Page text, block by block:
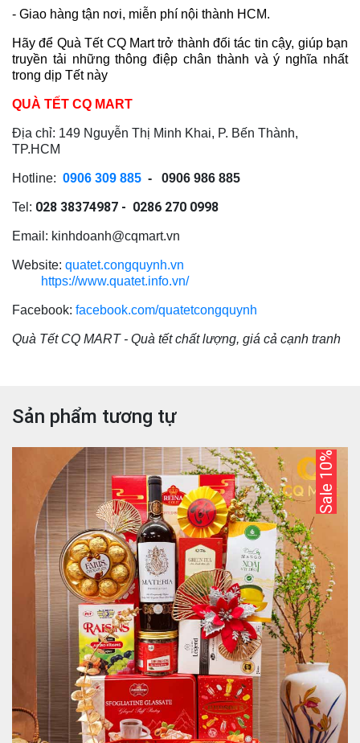
- Giao hàng tận nơi, miễn phí nội thành HCM.
Hãy để Quà Tết CQ Mart trở thành đối tác tin cậy, giúp bạn
truyền tải những thông điệp chân thành và ý nghĩa nhất
trong dịp Tết này
QUÀ TẾT CQ MART
Địa chỉ: 149 Nguyễn Thị Minh Khai, P. Bến Thành,
TP.HCM
Hotline: 0906 309 885 - 0906 986 885
Tel: 028 38374987 - 0286 270 0998
Email: kinhdoanh@cqmart.vn
Website: quatet.congquynh.vn
https://www.quatet.info.vn/
Facebook: facebook.com/quatetcongquynh
Quà Tết CQ MART - Quà tết chất lượng, giá cả cạnh tranh
Sản phẩm tương tự
Sale 10%